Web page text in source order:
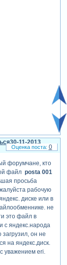
30-11-2013
форумчане, кто
файл posta 001
просьба
рабочую
диске или в
не
это файл в
с яндекс.народа
загрузил, он не
на яндекс.диск.
уважением eri.
0